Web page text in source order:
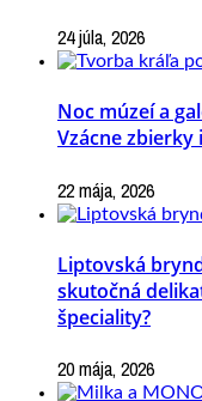
24 júla, 2026
Noc múzeí a
Vzácne
22 mája, 2026
Liptovská
skutočná
špeciality?
20 mája, 2026